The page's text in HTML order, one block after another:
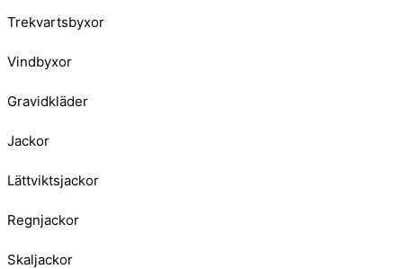
Trekvartsbyxor
Vindbyxor
Gravidkläder
Jackor
Lättviktsjackor
Regnjackor
Skaljackor